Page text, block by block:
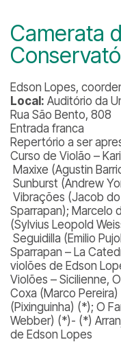
Camerata
Edson Lopes,
Local: Auditório da
Rua São Bento, 808
Entrada franca
Repertório a ser
Curso de Violão –
Maxixe (Agustin
Sunburst (Andrew
Vibrações (Jacob do
Sparrapan); Marcelo
(Sylvius Leopold
Seguidilla (Emilio
Sparrapan – La
violões de Edson
Violões – Sicilienne,
Coxa (Marco
(Pixinguinha) (*); O
Webber) (*)- (*)
de Edson Lopes